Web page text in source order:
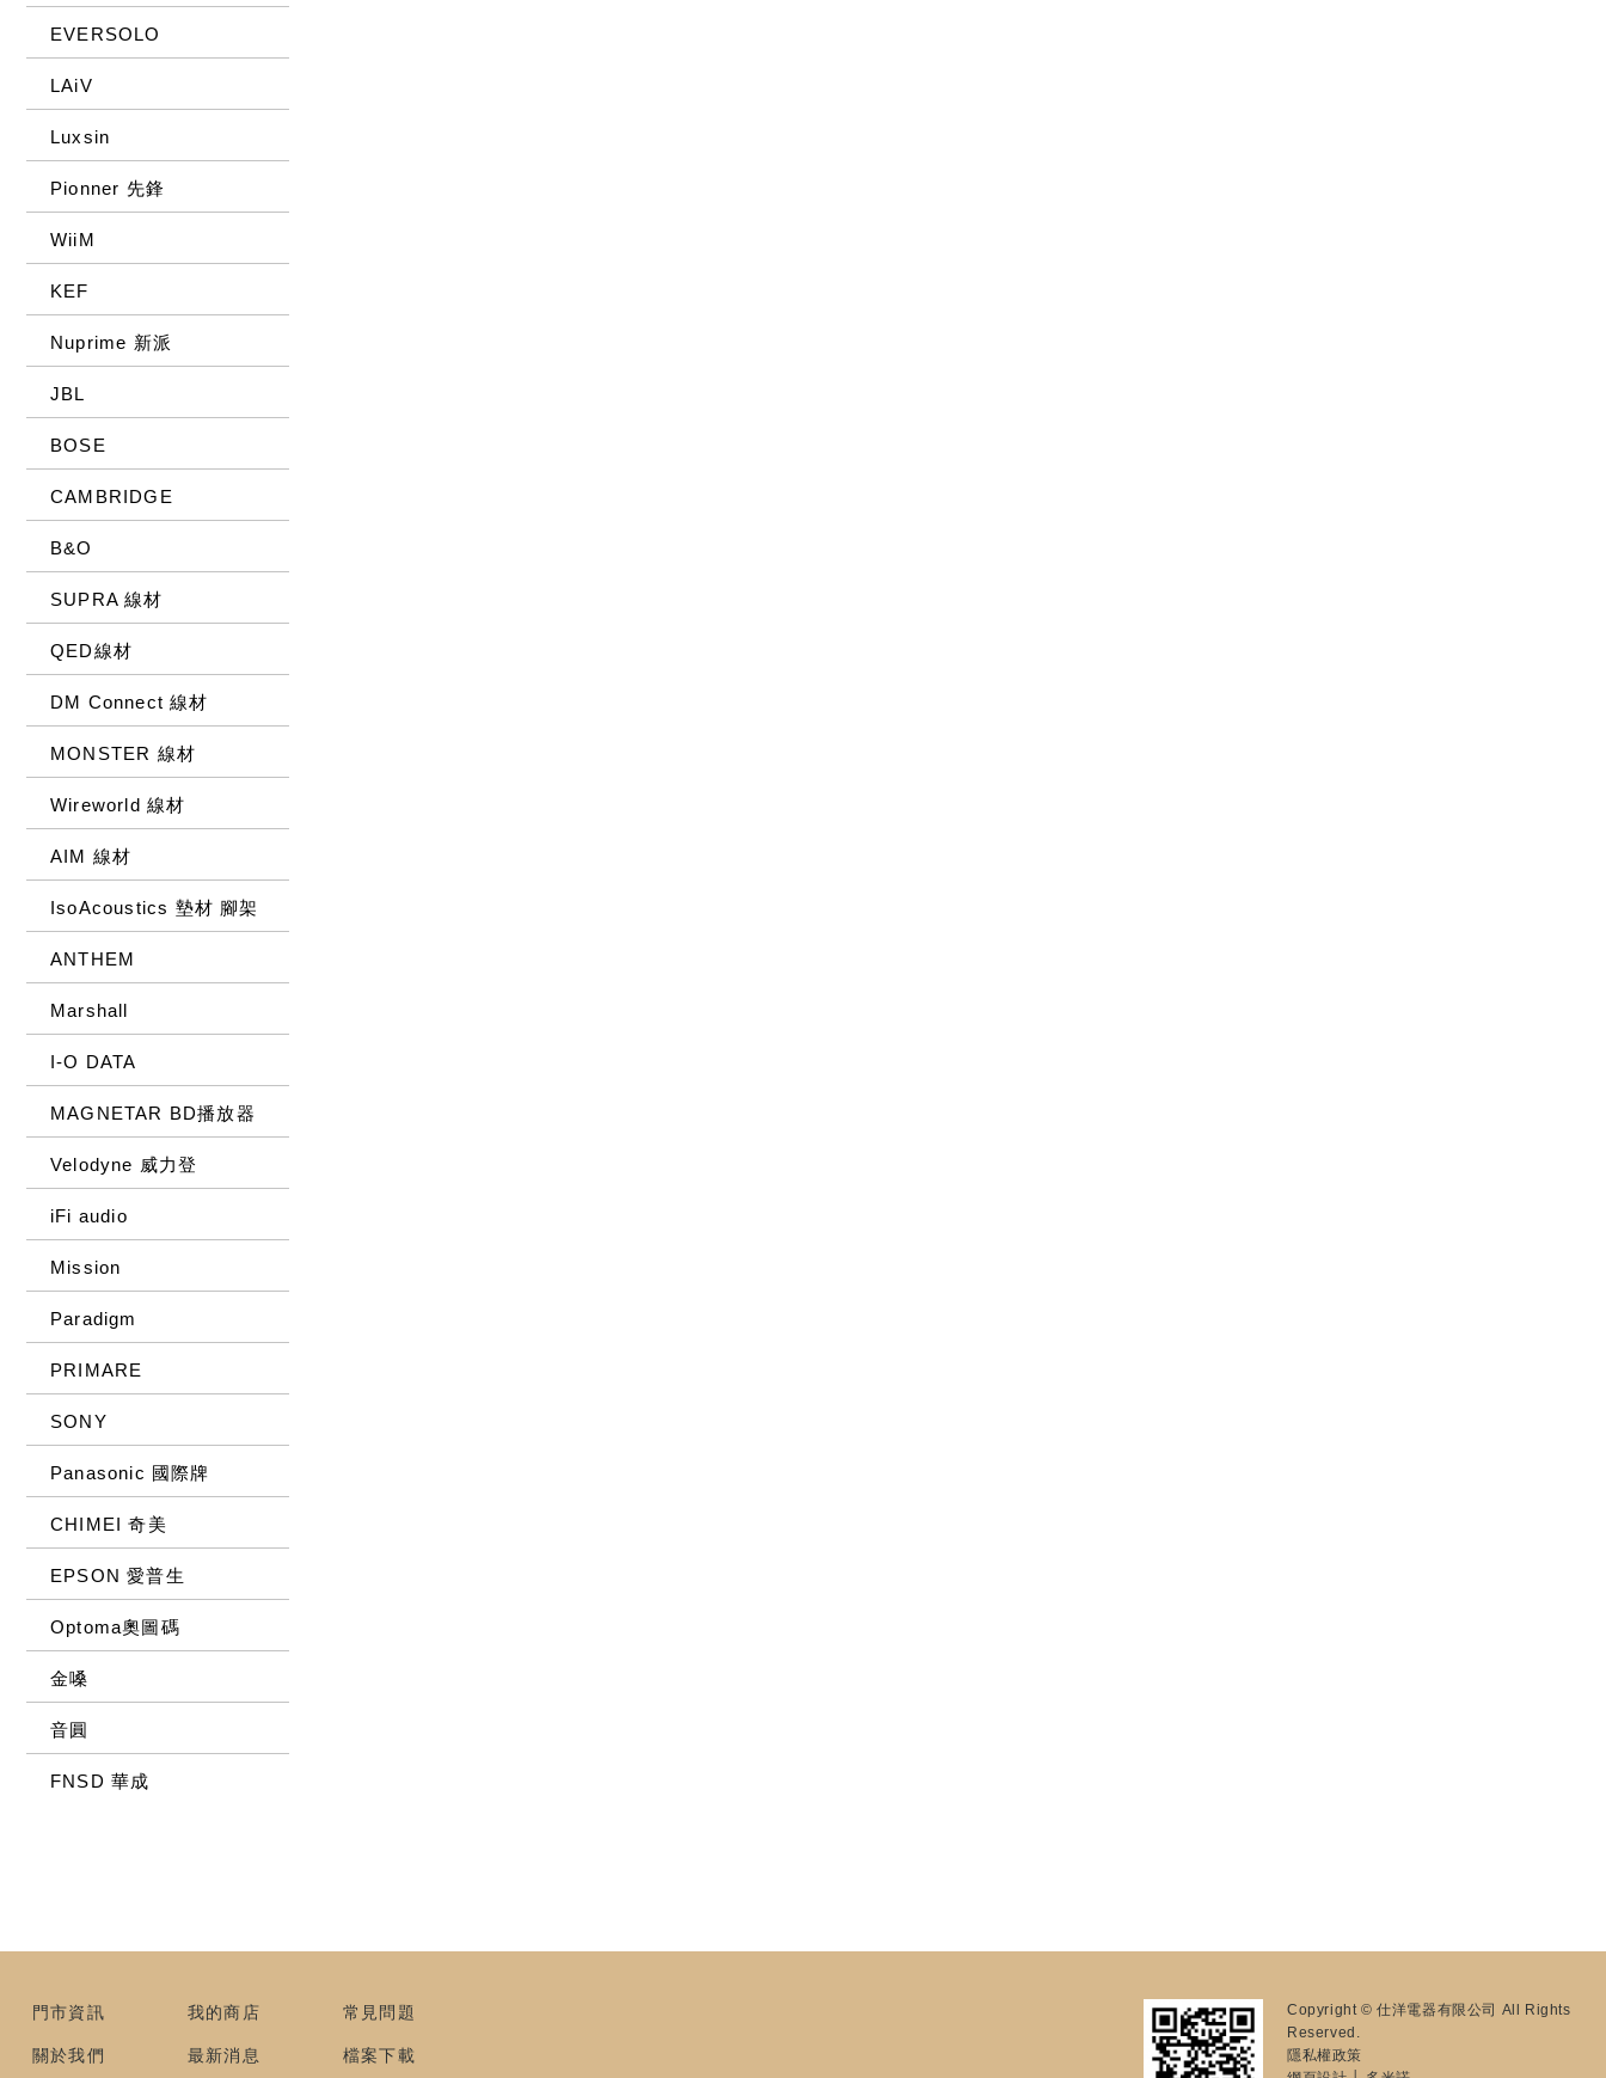
EVERSOLO
LAiV
Luxsin
Pionner 先鋒
WiiM
KEF
Nuprime 新派
JBL
BOSE
CAMBRIDGE
B&O
SUPRA 線材
QED線材
DM Connect 線材
MONSTER 線材
Wireworld 線材
AIM 線材
IsoAcoustics 墊材 腳架
ANTHEM
Marshall
I-O DATA
MAGNETAR BD播放器
Velodyne 威力登
iFi audio
Mission
Paradigm
PRIMARE
SONY
Panasonic 國際牌
CHIMEI 奇美
EPSON 愛普生
Optoma奧圖碼
金嗓
音圓
FNSD 華成
門市資訊
關於我們
我的商店
最新消息
常見問題
檔案下載
Copyright © 仕洋電器有限公司 All Rights
Reserved.
隱私權政策